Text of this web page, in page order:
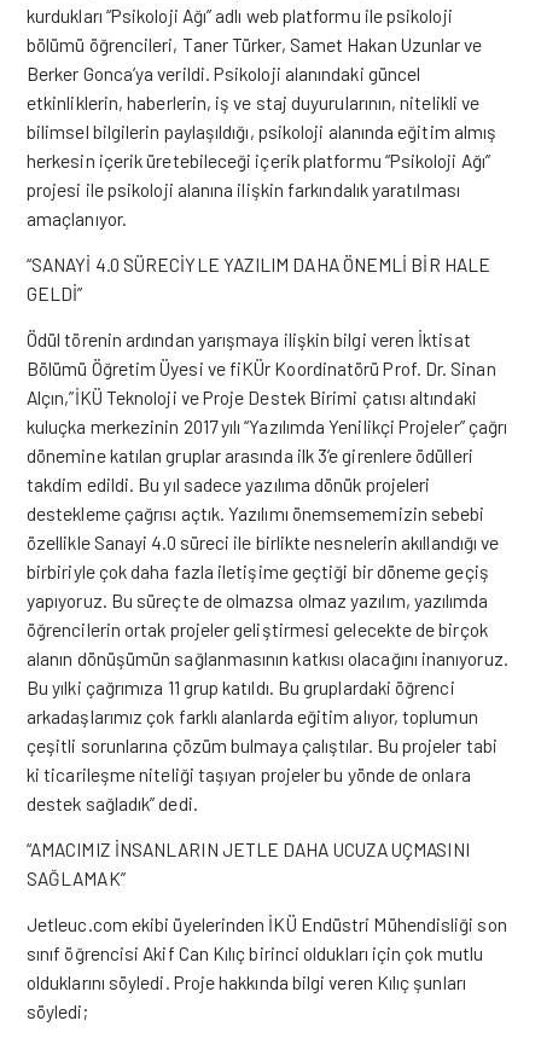
kurdukları “Psikoloji Ağı” adlı web platformu ile psikoloji
bölümü öğrencileri, Taner Türker, Samet Hakan Uzunlar ve
Berker Gonca’ya verildi. Psikoloji alanındaki güncel
etkinliklerin, haberlerin, iş ve staj duyurularının, nitelikli ve
bilimsel bilgilerin paylaşıldığı, psikoloji alanında eğitim almış
herkesin içerik üretebileceği içerik platformu “Psikoloji Ağı”
projesi ile psikoloji alanına ilişkin farkındalık yaratılması
amaçlanıyor.
“SANAYİ 4.0 SÜRECİYLE YAZILIM DAHA ÖNEMLİ BİR HALE
GELDİ”
Ödül törenin ardından yarışmaya ilişkin bilgi veren İktisat
Bölümü Öğretim Üyesi ve fiKÜr Koordinatörü Prof. Dr. Sinan
Alçın,”İKÜ Teknoloji ve Proje Destek Birimi çatısı altındaki
kuluçka merkezinin 2017 yılı “Yazılımda Yenilikçi Projeler” çağrı
dönemine katılan gruplar arasında ilk 3’e girenlere ödülleri
takdim edildi. Bu yıl sadece yazılıma dönük projeleri
destekleme çağrısı açtık. Yazılımı önemsememizin sebebi
özellikle Sanayi 4.0 süreci ile birlikte nesnelerin akıllandığı ve
birbiriyle çok daha fazla iletişime geçtiği bir döneme geçiş
yapıyoruz. Bu süreçte de olmazsa olmaz yazılım, yazılımda
öğrencilerin ortak projeler geliştirmesi gelecekte de birçok
alanın dönüşümün sağlanmasının katkısı olacağını inanıyoruz.
Bu yılki çağrımıza 11 grup katıldı. Bu gruplardaki öğrenci
arkadaşlarımız çok farklı alanlarda eğitim alıyor, toplumun
çeşitli sorunlarına çözüm bulmaya çalıştılar. Bu projeler tabi
ki ticarileşme niteliği taşıyan projeler bu yönde de onlara
destek sağladık” dedi.
“AMACIMIZ İNSANLARIN JETLE DAHA UCUZA UÇMASINI
SAĞLAMAK”
Jetleuc.com ekibi üyelerinden İKÜ Endüstri Mühendisliği son
sınıf öğrencisi Akif Can Kılıç birinci oldukları için çok mutlu
olduklarını söyledi. Proje hakkında bilgi veren Kılıç şunları
söyledi;